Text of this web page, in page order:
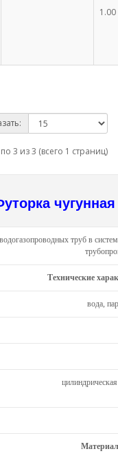
3 из 3 (всего 1 страниц)
труб в
Технические
вода,